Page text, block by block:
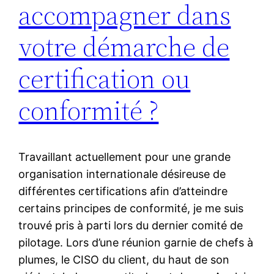
accompagner dans
votre démarche de
certification ou
conformité ?
Travaillant actuellement pour une grande
organisation internationale désireuse de
différentes certifications afin d’atteindre
certains principes de conformité, je me suis
trouvé pris à parti lors du dernier comité de
pilotage. Lors d’une réunion garnie de chefs à
plumes, le CISO du client, du haut de son